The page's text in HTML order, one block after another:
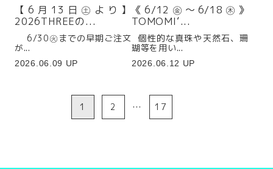
【6月13日㊏より】
2026THREEの...
6/30㊋までの早期ご注文
が...
2026.06.09 UP
《6/12㊎～6/18㊍》
TOMOMI‘...
個性的な真珠や天然石、珊
瑚等を用い...
2026.06.12 UP
1 2 … 17